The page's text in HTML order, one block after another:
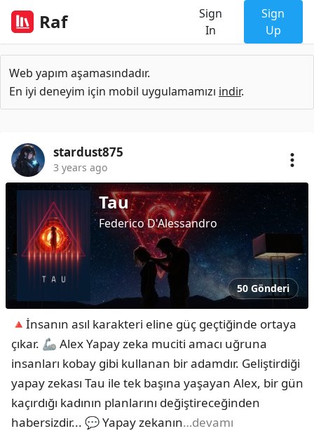
Raf
Sign
In
Sign
Up
Web yapım aşamasındadır.
En iyi deneyim için mobil uygulamamızı indir.
stardust875
3 years ago
Tau
Federico D'Alessandro
50 Gönderi
🔺İnsanın asıl karakteri eline güç geçtiğinde ortaya
çıkar. 🦾 Alex Yapay zeka muciti amacı uğruna
insanları kobay gibi kullanan bir adamdır. Geliştirdiği
yapay zekası Tau ile tek başına yaşayan Alex, bir gün
kaçırdığı kadının planlarını değiştireceğinden
habersizdir... 💬 Yapay zekanın…devamı